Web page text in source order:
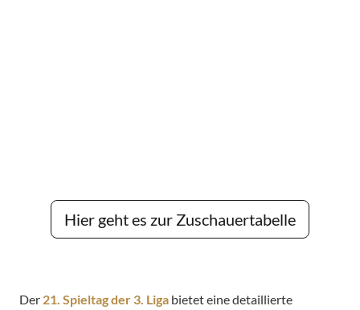
Hier geht es zur Zuschauertabelle
Der 21. Spieltag der 3. Liga bietet eine detaillierte